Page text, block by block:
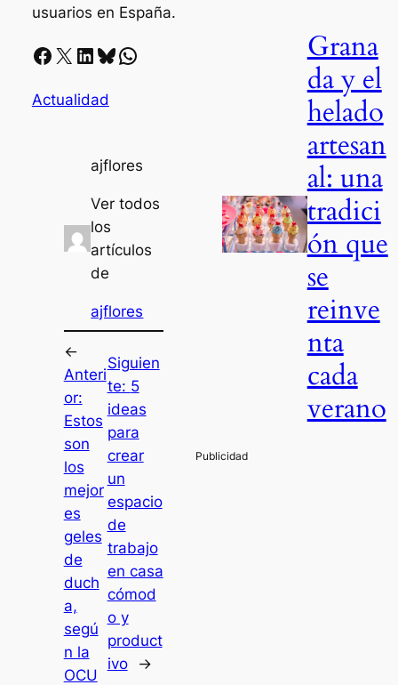
usuarios en España.
Facebook X LinkedIn Bluesky Whatsapp
Actualidad
ajflores
Ver todos
los
artículos
de
ajflores
←
Anteri
or:
Estos
son
los
mejor
es
geles
de
duch
a,
segú
n la
OCU
Siguien
te: 5
ideas
para
crear
un
espacio
de
trabajo
en casa
cómod
o y
product
ivo
→
Grana
da y el
helado
artesan
al: una
tradici
ón que
se
reinve
nta
cada
verano